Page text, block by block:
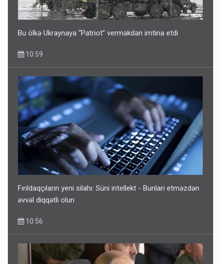
Bu ölkə Ukraynaya “Patriot” verməkdən imtina etdi
10:59
Fırıldaqçıların yeni silahı: Süni intellekt - Bunları etməzdən
əvvəl diqqətli olun
10:56